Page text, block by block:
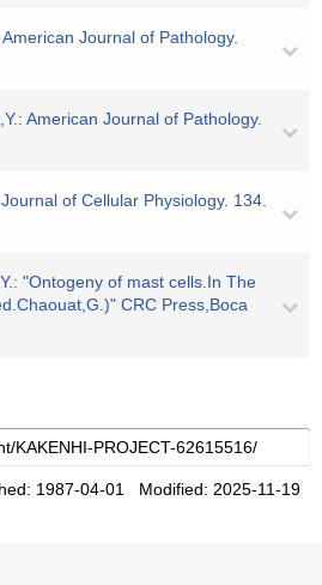
Journal of Pathology.
American Journal of Pathology.
of Cellular Physiology. 134.
"Ontogeny of mast cells.In The
CRC Press,Boca
1987-04-01 Modified: 2025-11-19